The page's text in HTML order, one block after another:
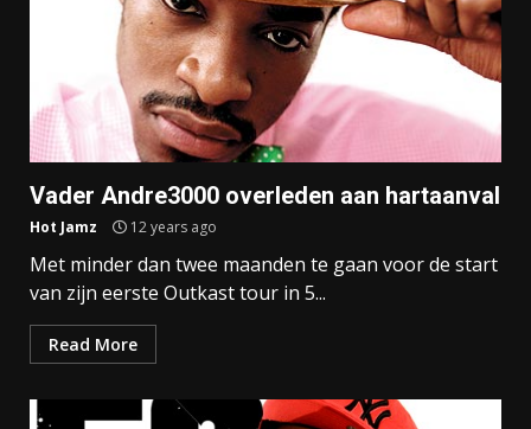
Vader Andre3000 overleden aan hartaanval
Hot Jamz 12 years ago
Met minder dan twee maanden te gaan voor de start
van zijn eerste Outkast tour in 5...
Read More